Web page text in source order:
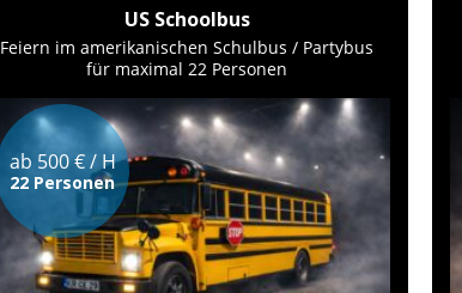
US Schoolbus
Feiern im amerikanischen Schulbus / Partybus
für maximal 22 Personen
ab 500 € / H
22 Personen